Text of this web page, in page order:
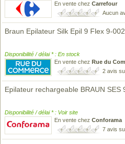
En vente chez Carrefour
Aucun
Braun Epilateur Silk Epil 9 Flex 9-002
Disponibilité / délai * : En stock
En vente chez Rue du
2 avis
Epilateur rechargeable BRAUN SES
Disponibilité / délai * : Voir site
En vente chez Conforama
7 avis